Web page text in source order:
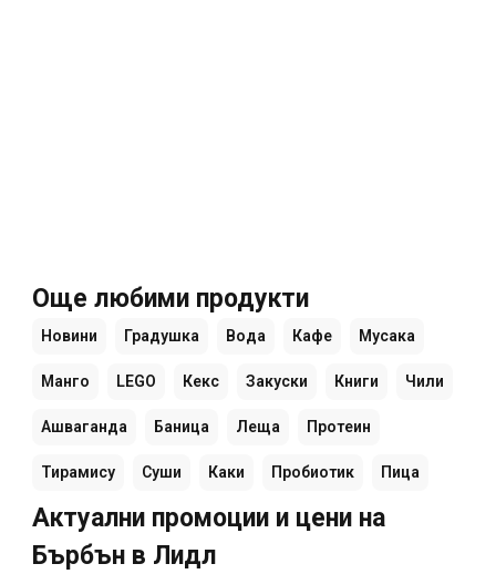
Още любими продукти
Новини Градушка Вода Кафе Мусака
Манго LEGO Кекс Закуски Книги Чили
Ашваганда Баница Леща Протеин
Тирамису Суши Каки Пробиотик Пица
Актуални промоции и цени на
Бърбън в Лидл